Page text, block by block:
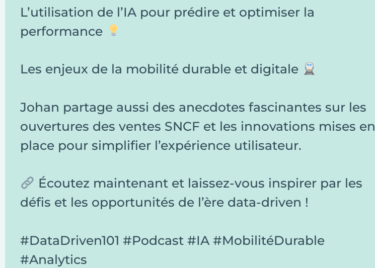
L’utilisation de l’IA pour prédire et optimiser la
performance
Les enjeux de la mobilité durable et digitale
Johan partage aussi des anecdotes fascinantes sur les
ouvertures des ventes SNCF et les innovations mises en
place pour simplifier l’expérience utilisateur.
Écoutez maintenant et laissez-vous inspirer par les
défis et les opportunités de l’ère data-driven !
#DataDriven101 #Podcast #IA #MobilitéDurable
#Analytics